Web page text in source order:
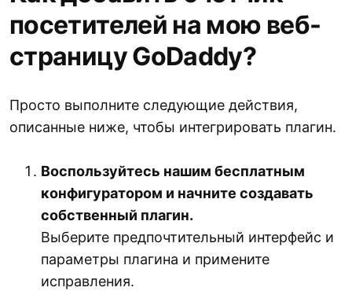
посетителей на мою веб-
страницу GoDaddy?
Просто выполните следующие действия,
описанные ниже, чтобы интегрировать плагин.
Воспользуйтесь нашим бесплатным
конфигуратором и начните создавать
собственный плагин.
Выберите предпочтительный интерфейс и
параметры плагина и примените
исправления.